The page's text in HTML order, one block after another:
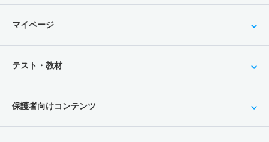
マイページ
テスト・教材
保護者向けコンテンツ